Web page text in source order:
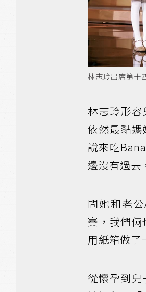
林志玲出席第十
林志玲形容
依然最黏
說來吃
邊沒有過去
問她和老
賽，我們
用紙箱做了
從懷孕到兒